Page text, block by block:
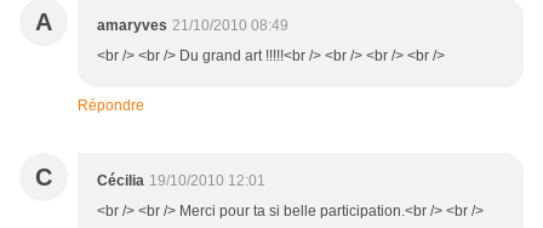
A amaryves 21/10/2010 08:49
<br /> <br /> Du grand art !!!!!<br /> <br /> <br /> <br />
Répondre
C Cécilia 19/10/2010 12:01
<br /> <br /> Merci pour ta si belle participation.<br /> <br />